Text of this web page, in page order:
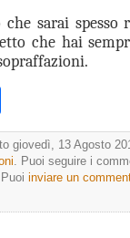
che sarai spesso
che hai
giovedì, 13 Agosto
. Puoi seguire i
inviare un